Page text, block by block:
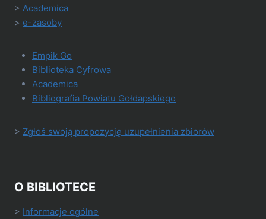
> Academica
> e-zasoby
Empik Go
Biblioteka Cyfrowa
Academica
Bibliografia Powiatu Gołdapskiego
> Zgłoś swoją propozycję uzupełnienia zbiorów
O BIBLIOTECE
> Informacje ogólne